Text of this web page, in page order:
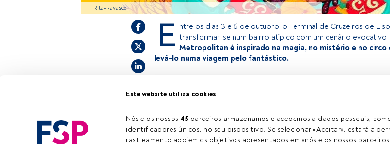
Este website utiliza cookies
Nós e os nossos 45 parceiros armazenamos e acedemos a dados pessoais,
identificadores únicos, no seu dispositivo. Se selecionar «Aceitar», estará a
rastreamento apoiem os objetivos apresentados em «nós e os nossos
Rita-Ravasco
Tempo de leitura:1 min.
E ntre os dias 3 e 6 de outubro, o Terminal de Cruzeiros de
transformar-se num bairro atípico com um cenário evocativo.
Metropolitan é inspirado na magia, no mistério e no circo
levá-lo numa viagem pelo fantástico.
Este é um artigo exclusivo para os utilizadores registados da
convidamo-lo a registar-se e a desfrutar de todo o universo que a
oferece.
Aceder a Fundspeople